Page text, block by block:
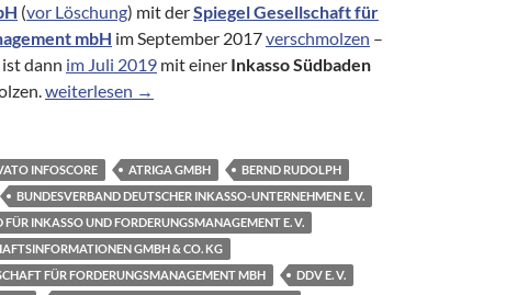
(vor Löschung) mit derSpiegel Gesellschaft für
mbH im September 2017verschmolzen –
dann im Juli 2019 mit einer Inkasso Südbaden
Inkassobranche: Kurz notiert #1
weiterlesen →
INFOSCORE ATRIGA GMBH
BERND RUDOLPH
BUNDESVERBAND DEUTSCHER INKASSO-UNTERNEHMEN E. V.
FÜR INKASSO UND FORDERUNGSMANAGEMENT E. V.
GMBH & CO. KG
FÜR FORDERUNGSMANAGEMENT MBH
DDV E. V.